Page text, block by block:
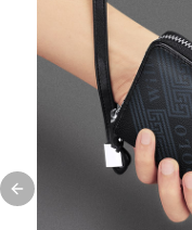
Previous slide